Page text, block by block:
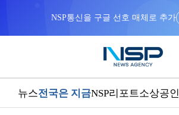
NSP통신을 구글 선호 매체로 추가
뉴스전국은 지금NSP리포트소상공인